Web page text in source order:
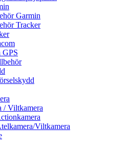
Garmin
Tracker
GPS
/ Viltkamera
Viltkamera